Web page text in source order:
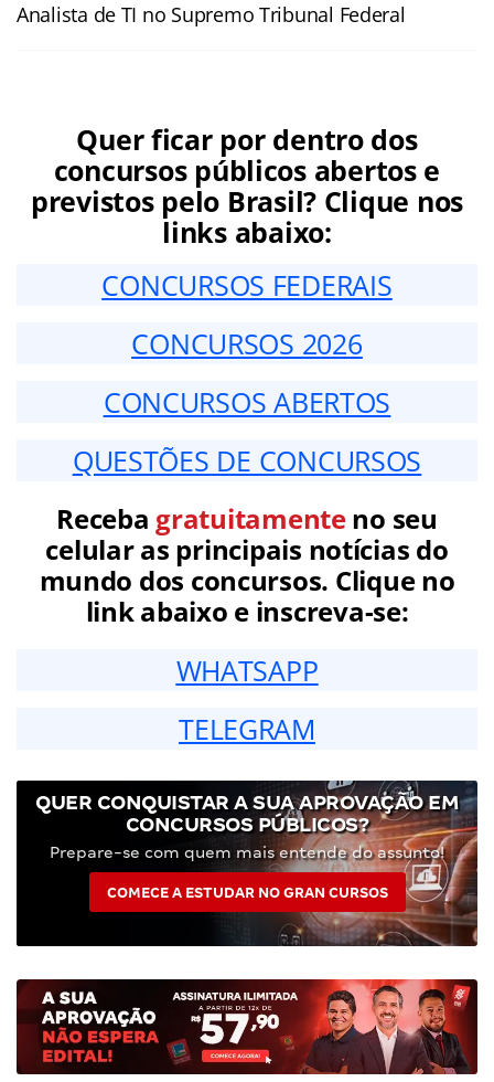
Analista de TI no Supremo Tribunal Federal
Quer ficar por dentro dos
concursos públicos abertos e
previstos pelo Brasil? Clique nos
links abaixo:
CONCURSOS FEDERAIS
CONCURSOS 2026
CONCURSOS ABERTOS
QUESTÕES DE CONCURSOS
Receba gratuitamenteno seu
celular as principais notícias do
mundo dos concursos. Clique no
link abaixo e inscreva-se:
WHATSAPP
TELEGRAM
QUER CONQUISTAR A SUA APROVAÇÃO EM
CONCURSOS PÚBLICOS?
Prepare-se com quem mais entende do assunto!
COMECE A ESTUDAR NO GRAN CURSOS